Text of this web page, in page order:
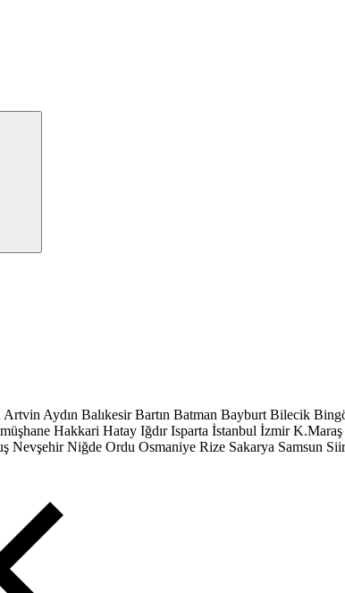
Artvin Aydın Balıkesir Bartın Batman Bayburt Bilecik
Hakkari Hatay Iğdır Isparta İstanbul İzmir K.Maraş
Nevşehir Niğde Ordu Osmaniye Rize Sakarya Samsun